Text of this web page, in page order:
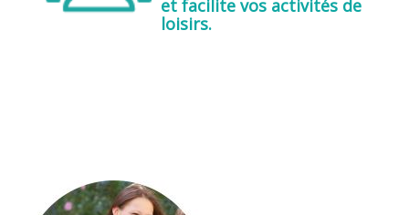
et facilite vos activités de
loisirs.